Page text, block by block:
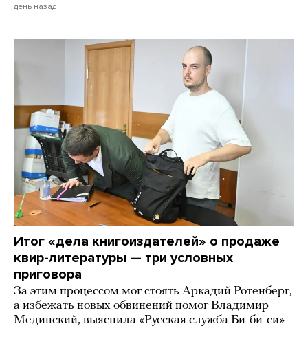
день назад
Итог «дела книгоиздателей» о продаже
квир-литературы — три условных
приговора
За этим процессом мог стоять Аркадий Ротенберг,
а избежать новых обвинений помог Владимир
Мединский, выяснила «Русская служба Би-би-си»